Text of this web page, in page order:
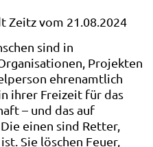
Zeitz vom 21.08.2024
sind in
Projekten
ehrenamtlich
ihrer Freizeit für das
– und das auf
einen sind Retter,
Sie löschen Feuer,